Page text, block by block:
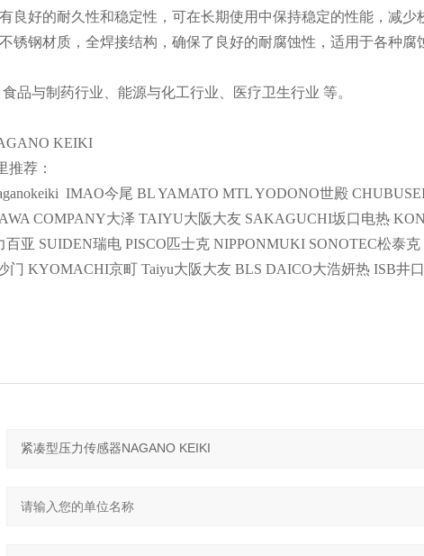
良好的耐久性和稳定性，可在长期使用中保持稳定的性能，减少
锈钢材质，全焊接结构，确保了良好的耐腐蚀性，适用于各种腐
品与制药行业、能源与化工行业、医疗卫生行业 等。
KEIKI
推荐：
IMAO今尾 BL YAMATO MTL YODONO世殿
COMPANY大泽 TAIYU大阪大友 SAKAGUCHI坂口电热
百亚 SUIDEN瑞电 PISCO匹士克 NIPPONMUKI SONOTEC松泰
门 KYOMACHI京町 Taiyu大阪大友 BLS DAICO大浩妍热 ISB井